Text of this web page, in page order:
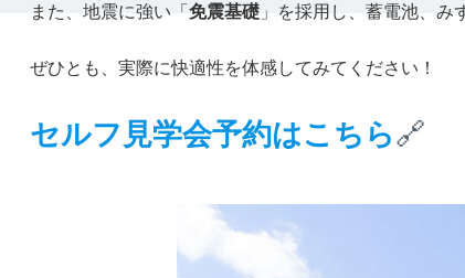
また、地震に強い「 免震基礎 」を採用し、蓄電池、み
ぜひとも、実際に快適性を体感してみてください！
セルフ見学会予約はこちら🔗